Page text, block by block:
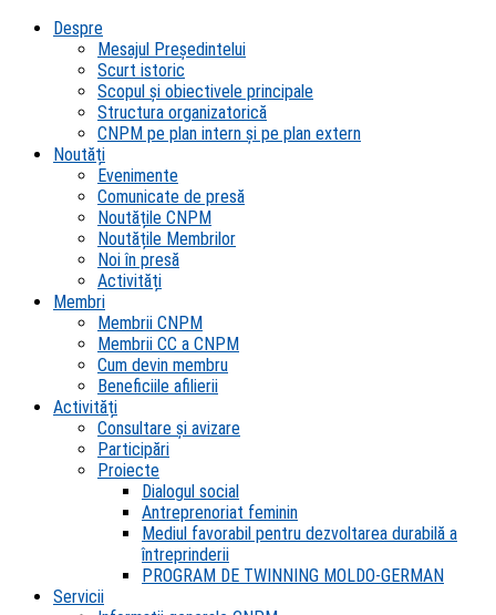
Despre
Mesajul Președintelui
Scurt istoric
Scopul şi obiectivele principale
Structura organizatorică
CNPM pe plan intern şi pe plan extern
Noutăți
Evenimente
Comunicate de presă
Noutățile CNPM
Noutățile Membrilor
Noi în presă
Activități
Membri
Membrii CNPM
Membrii CC a CNPM
Cum devin membru
Beneficiile afilierii
Activități
Consultare și avizare
Participări
Proiecte
Dialogul social
Antreprenoriat feminin
Mediul favorabil pentru dezvoltarea durabilă a
întreprinderii
PROGRAM DE TWINNING MOLDO-GERMAN
Servicii